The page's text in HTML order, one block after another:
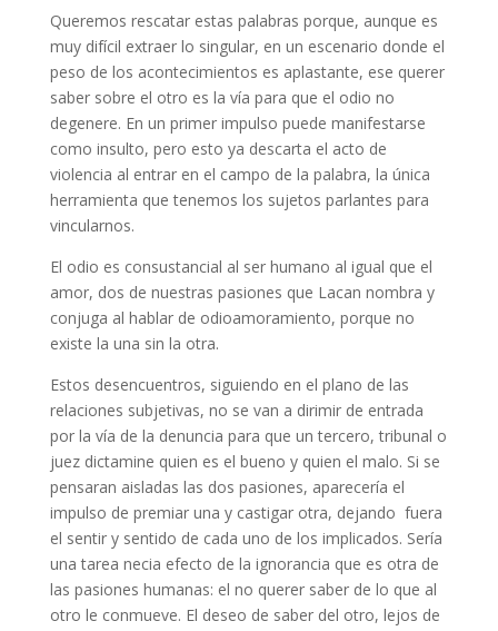
Queremos rescatar estas palabras porque, aunque es
muy difícil extraer lo singular, en un escenario donde el
peso de los acontecimientos es aplastante, ese querer
saber sobre el otro es la vía para que el odio no
degenere. En un primer impulso puede manifestarse
como insulto, pero esto ya descarta el acto de
violencia al entrar en el campo de la palabra, la única
herramienta que tenemos los sujetos parlantes para
vincularnos.
El odio es consustancial al ser humano al igual que el
amor, dos de nuestras pasiones que Lacan nombra y
conjuga al hablar de odioamoramiento, porque no
existe la una sin la otra.
Estos desencuentros, siguiendo en el plano de las
relaciones subjetivas, no se van a dirimir de entrada
por la vía de la denuncia para que un tercero, tribunal o
juez dictamine quien es el bueno y quien el malo. Si se
pensaran aisladas las dos pasiones, aparecería el
impulso de premiar una y castigar otra, dejando fuera
el sentir y sentido de cada uno de los implicados. Sería
una tarea necia efecto de la ignorancia que es otra de
las pasiones humanas: el no querer saber de lo que al
otro le conmueve. El deseo de saber del otro, lejos de